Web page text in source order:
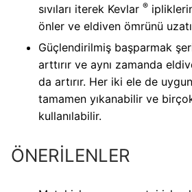
sıvıları iterek Kevlar ®
önler ve eldiven ömrünü
Güçlendirilmiş başparmak
arttırır ve aynı zamanda
da artırır. Her iki ele de
tamamen yıkanabilir ve
kullanılabilir.
ÖNERİLENLER